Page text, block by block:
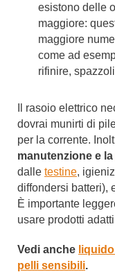
esistono delle
maggiore:
maggiore
come ad
rifinire,
Il rasoio elettrico
dovrai munirti di
per la corrente.
manutenzione e la
dalle testine,
diffondersi batteri),
È importante
usare prodotti
Vedi anche
pelli sensibili.